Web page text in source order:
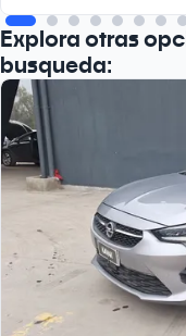
Explora otras
busqueda: